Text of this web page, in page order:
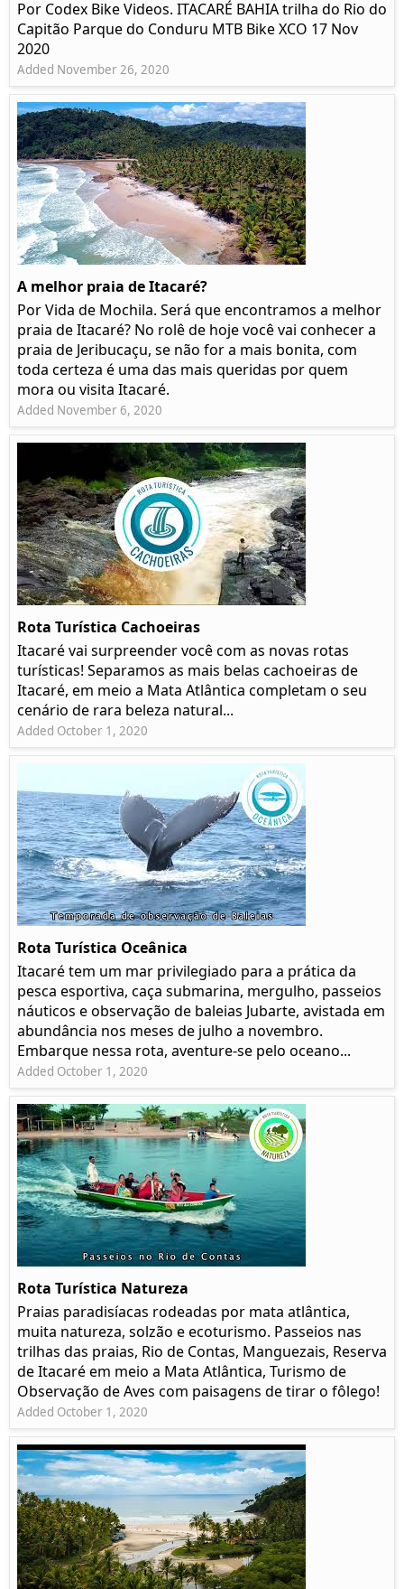
Por Codex Bike Videos. ITACARÉ BAHIA trilha do Rio do
Capitão Parque do Conduru MTB Bike XCO 17 Nov
2020
Added November 26, 2020
A melhor praia de Itacaré?
Por Vida de Mochila. Será que encontramos a melhor
praia de Itacaré? No rolê de hoje você vai conhecer a
praia de Jeribucaçu, se não for a mais bonita, com
toda certeza é uma das mais queridas por quem
mora ou visita Itacaré.
Added November 6, 2020
Rota Turística Cachoeiras
Itacaré vai surpreender você com as novas rotas
turísticas! Separamos as mais belas cachoeiras de
Itacaré, em meio a Mata Atlântica completam o seu
cenário de rara beleza natural...
Added October 1, 2020
Rota Turística Oceânica
Itacaré tem um mar privilegiado para a prática da
pesca esportiva, caça submarina, mergulho, passeios
náuticos e observação de baleias Jubarte, avistada em
abundância nos meses de julho a novembro.
Embarque nessa rota, aventure-se pelo oceano...
Added October 1, 2020
Rota Turística Natureza
Praias paradisíacas rodeadas por mata atlântica,
muita natureza, solzão e ecoturismo. Passeios nas
trilhas das praias, Rio de Contas, Manguezais, Reserva
de Itacaré em meio a Mata Atlântica, Turismo de
Observação de Aves com paisagens de tirar o fôlego!
Added October 1, 2020